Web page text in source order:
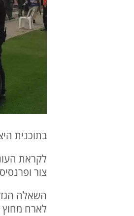
בתוכנית
לקראת
צור
לארח מחוץ